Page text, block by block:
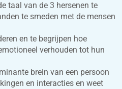
taal van de 3 hersenen te
te smeden met de mensen
en te begrijpen hoe
verhouden tot hun
brein van een persoon
en interacties en weet